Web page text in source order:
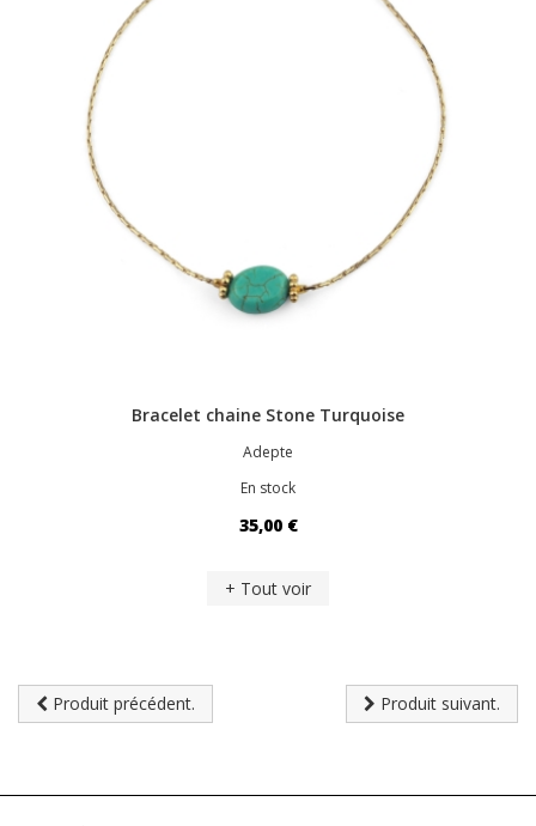
Bracelet chaine Stone Turquoise
Adepte
En stock
35,00 €
+ Tout voir
Produit précédent. Produit suivant.